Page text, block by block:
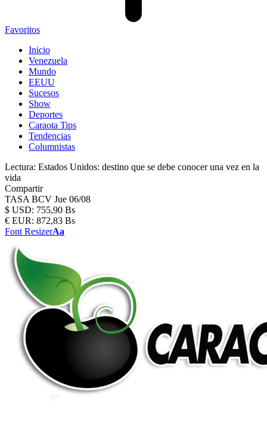
Favoritos
Inicio
Venezuela
Mundo
EEUU
Sucesos
Show
Deportes
Caraota Tips
Tendencias
Columnistas
Lectura: Estados Unidos: destino que se debe conocer una vez en la
vida
Compartir
TASA BCV Jue 06/08
$ USD: 755,90 Bs
€ EUR: 872,83 Bs
Font ResizerAa